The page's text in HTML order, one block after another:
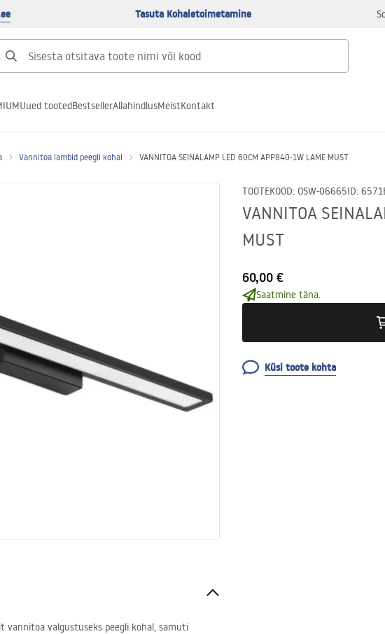
Tasuta Kohaletoimetamine
Uued tootedBestsellerAllahindlusMeistKontakt
Vannitoa lambid peegli kohal VANNITOA SEINALAMP LED 60CM APP840-1W LAME MUST
TOOTEKOOD: OSW-06665ID: 6571
VANNITOA
MUST
60,00 €
Saatmine täna.
Küsi toote kohta
vannitoa valgustuseks peegli kohal, samuti